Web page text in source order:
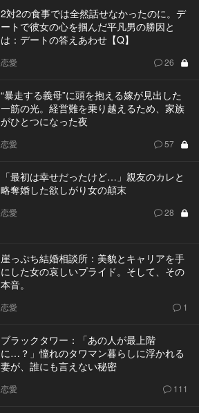
2対2の食事では全然話せなかったのに。デ
ートで彼女の心を掴んだ平凡男の勝因と
は：デートの答えあわせ【Q】
恋愛 26
“暴走する義母”に頭を抱える嫁が見出した
一筋の光。経営難を乗り越えるため、家族
がひとつになった夜
恋愛 57
「最初は幸せだったけど…」親友のカレと
略奪婚した欲しがり女の顛末
恋愛 28
崖っぷち結婚相談所：美貌とキャリアを手
にした女の哀しいプライド。そして、その
本音。
恋愛 1
ブラックタワー：「あの人が最上階
に…？」憧れのタワマン暮らしに浮かれる
妻が、誰にも言えない秘密
恋愛 111